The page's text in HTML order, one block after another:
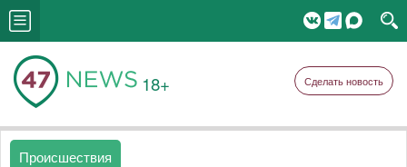
18+ Сделать новость
Происшествия